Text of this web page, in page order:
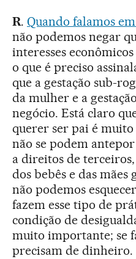
R. Quando falamos
não podemos negar
interesses
o que é preciso
que a gestação sub-
da mulher e a
negócio. Está claro
querer ser pai é
não se podem
a direitos de
dos bebês e das mães
não podemos
fazem esse tipo de
condição de
muito importante; se
precisam de dinheiro.